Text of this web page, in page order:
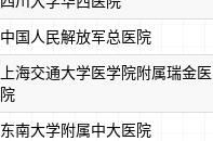
中国人民解放军总医院
上海交通大学医学院附属瑞金医
院
东南大学附属中大医院